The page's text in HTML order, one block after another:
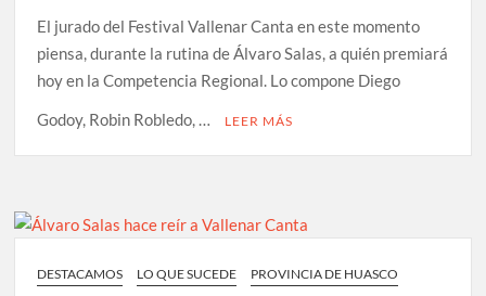
El jurado del Festival Vallenar Canta en este momento
piensa, durante la rutina de Álvaro Salas, a quién premiará
hoy en la Competencia Regional. Lo compone Diego
Godoy, Robin Robledo, …
LEER MÁS
DESTACAMOS LO QUE SUCEDE
PROVINCIA DE HUASCO